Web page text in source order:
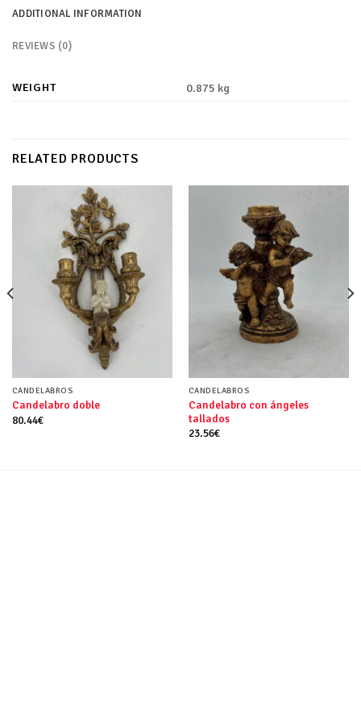
ADDITIONAL INFORMATION
REVIEWS (0)
WEIGHT 0.875 kg
RELATED PRODUCTS
CANDELABROS
Candelabro doble
80.44€
CANDELABROS
Candelabro con ángeles
tallados
23.56€